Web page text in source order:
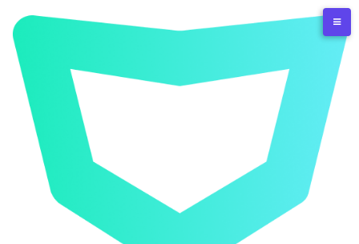
content